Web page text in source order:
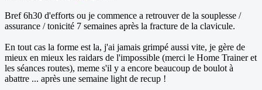
Bref 6h30 d'efforts ou je commence a retrouver de la souplesse /
assurance / tonicité 7 semaines après la fracture de la clavicule.
En tout cas la forme est la, j'ai jamais grimpé aussi vite, je gère de
mieux en mieux les raidars de l'impossible (merci le Home Trainer et
les séances routes), meme s'il y a encore beaucoup de boulot à
abattre ... après une semaine light de recup !